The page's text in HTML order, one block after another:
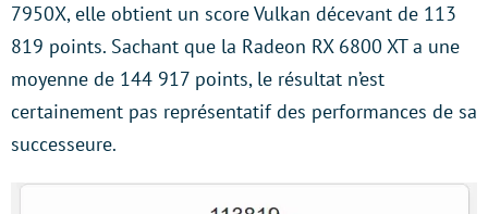
7950X, elle obtient un score Vulkan décevant de 113
819 points. Sachant que la Radeon RX 6800 XT a une
moyenne de 144 917 points, le résultat n’est
certainement pas représentatif des performances de sa
successeure.